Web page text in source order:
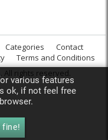
Categories
Contact
Terms and Conditions
. All rights reserved.
various features
ok, if not feel free
fine!